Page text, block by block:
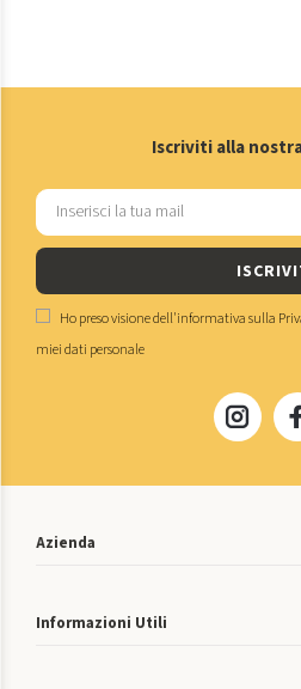
Iscriviti alla
Ho preso visione dell'informativa sulla
miei dati personale
Azienda
Informazioni Utili